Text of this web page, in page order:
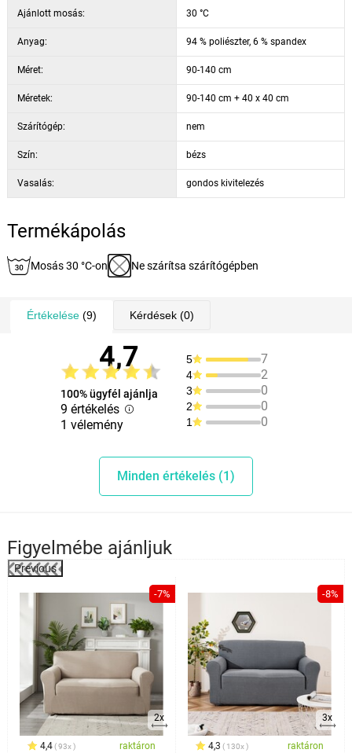
Ajánlott mosás: 30 °C
Anyag: 94 % poliészter, 6 % spandex
Méret: 90-140 cm
Méretek: 90-140 cm + 40 x 40 cm
Szárítógép: nem
Szín: bézs
Vasalás: gondos kivitelezés
Termékápolás
Mosás 30 °C-on Ne szárítsa szárítógépben
Értékelése(9) Kérdések(0)
4,7
100% ügyfél ajánlja
9 értékelés
1 vélemény
5 7
4 2
3 0
2 0
1 0
Minden értékelés (1)
Figyelmébe ajánljuk
Previous
-7%
2x
4,4 93x raktáron
-8%
3x
4,3 130x raktáron